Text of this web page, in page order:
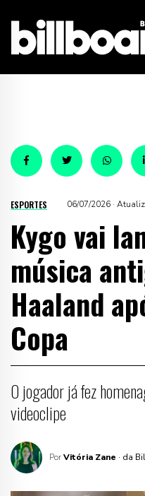
ESPORTES 06/07/2026 ·
Kygo vai
música
Haaland
Copa
O jogador já fez
videoclipe
PorVitória Zane · da